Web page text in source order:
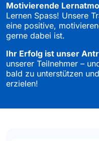
Motivierende
Lernen Spass! Unsere
eine positive,
gerne dabei ist.
Ihr Erfolg ist unser
unserer Teilnehmer –
bald zu unterstützen
erzielen!